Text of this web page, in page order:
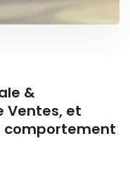
&
Ventes, et
comportement